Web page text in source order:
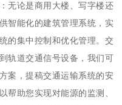
无论是商用大楼、写字楼还
智能化的建筑管理系统，实
的集中控制和优化管理。交
轨道交通信号设备，我们可
案，提稿交通运输系统的安
帮助您实现对能源的监测、